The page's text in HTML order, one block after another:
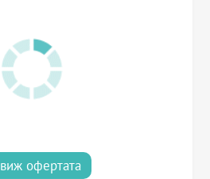
виж офертата